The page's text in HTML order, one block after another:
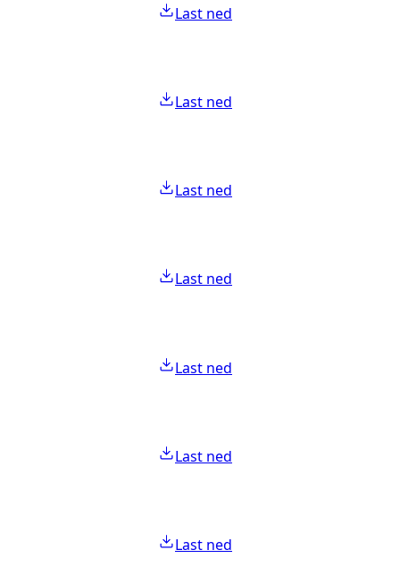
Last ned
Last ned
Last ned
Last ned
Last ned
Last ned
Last ned